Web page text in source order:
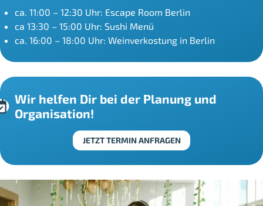
ca. 11:00 – 12:30 Uhr: Escape Room Berlin
ca 13:30 – 15:00 Uhr: Sushi Menü
ca. 16:00 – 18:00 Uhr: Weinverkostung in Berlin
Wir helfen Dir bei der Planung und
Organisation!
JETZT TERMIN ANFRAGEN